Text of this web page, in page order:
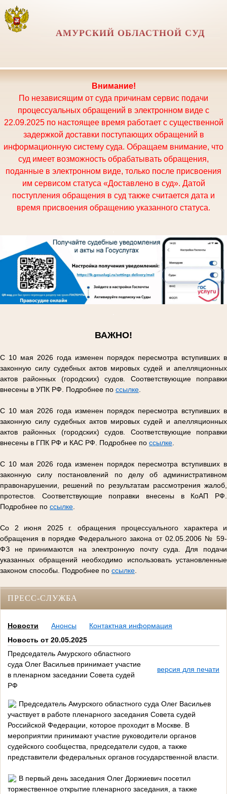
АМУРСКИЙ ОБЛАСТНОЙ СУД
Внимание!
По независящим от суда причинам сервис подачи
процессуальных обращений в электронном виде с
22.09.2025 по настоящее время работает с существенной
задержкой доставки поступающих обращений в
информационную систему суда. Обращаем внимание, что
суд имеет возможность обрабатывать обращения,
поданные в электронном виде, только после присвоения
им сервисом статуса «Доставлено в суд». Датой
поступления обращения в суд также считается дата и
время присвоения обращению указанного статуса.
ВАЖНО!
С 10 мая 2026 года изменен порядок пересмотра вступивших в
законную силу судебных актов мировых судей и апелляционных
актов районных (городских) судов. Соответствующие поправки
внесены в УПК РФ. Подробнее по ссылке
С 10 мая 2026 года изменен порядок пересмотра вступивших в
законную силу судебных актов мировых судей и апелляционных
актов районных (городских) судов. Соответствующие поправки
внесены в ГПК РФ и КАС РФ. Подробнее по ссылке
С 10 мая 2026 года изменен порядок пересмотра вступивших в
законную силу постановлений по делу об административном
правонарушении, решений по результатам рассмотрения жалоб,
протестов. Соответствующие поправки внесены в КоАП РФ.
Подробнее по ссылке
Со 2 июня 2025 г. обращения процессуального характера и
обращения в порядке Федерального закона от 02.05.2006 № 59-
ФЗ не принимаются на электронную почту суда. Для подачи
указанных обращений необходимо использовать установленные
законом способы. Подробнее по ссылке
ПРЕСС-СЛУЖБА
Новости Анонсы
Контактная информация
Новость от 20.05.2025
Председатель Амурского областного
суда Олег Васильев принимает участие
в пленарном заседании Совета судей
РФ
версия для печати
Председатель Амурского областного суда Олег Васильев
участвует в работе пленарного заседания Совета судей
Российской Федерации, которое проходит в Москве. В
мероприятии принимают участие руководители органов
судейского сообщества, председатели судов, а также
представители федеральных органов государственной власти.
В первый день заседания Олег Доржиевич посетил
торжественное открытие пленарного заседания, а также